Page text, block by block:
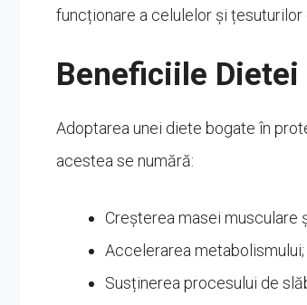
funcționare a celulelor și țesuturilor
Beneficiile
Adoptarea unei diete bogate în
acestea se numără:
Creșterea masei musculare
Accelerarea metabolismului;
Susținerea procesului de